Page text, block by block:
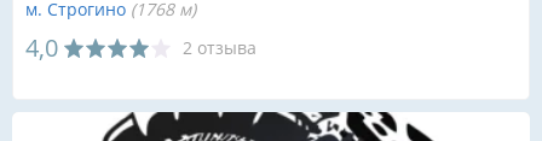
м. Строгино (1768 м)
4,0 2 отзыва